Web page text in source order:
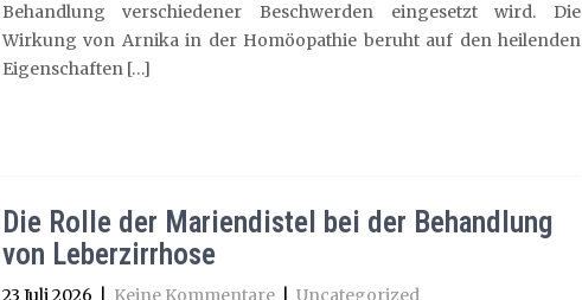
Behandlung verschiedener Beschwerden eingesetzt wird. Die
Wirkung von Arnika in der Homöopathie beruht auf den heilenden
Eigenschaften […]
Die Rolle der Mariendistel bei der Behandlung
von Leberzirrhose
23 Juli 2026 Keine Kommentare
Uncategorized